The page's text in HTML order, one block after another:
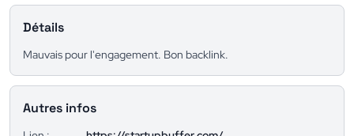
Détails
Mauvais pour l'engagement. Bon backlink.
Autres infos